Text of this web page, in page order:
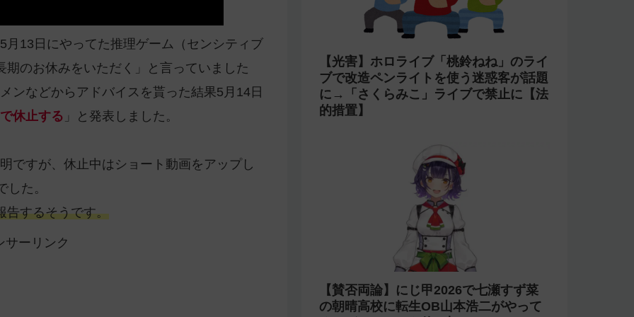
13日にやってた推理ゲーム（センシティブ
のお休みをいただく」と言っていました
ンなどからアドバイスを貰った結果5月14日
休止する 」と発表しました。
ですが、休止中はショート動画をアップし
た。
告するそうです。
サーリンク
【光害】ホロライブ「桃鈴ねね」のライ
ブで改造ペンライトを使う迷惑客が話題
に→「さくらみこ」ライブで禁止に【法
的措置】
【賛否両論】にじ甲2026で七瀬すず菜
の朝晴高校に転生OB山本浩二がやって